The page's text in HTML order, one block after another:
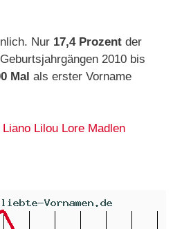
Nur 17,4 Prozent der
2010 bis
Mal als erster Vorname
Liano Lilou Lore Madlen